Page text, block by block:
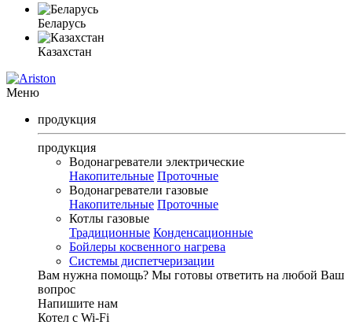
Беларусь
Казахстан
Меню
продукция
продукция
Водонагреватели электрические
Накопительные Проточные
Водонагреватели газовые
Накопительные Проточные
Котлы газовые
Традиционные Конденсационные
Бойлеры косвенного нагрева
Системы диспетчеризации
Вам нужна помощь? Мы готовы ответить на любой Ваш
вопрос
Напишите нам
Котел с Wi-Fi